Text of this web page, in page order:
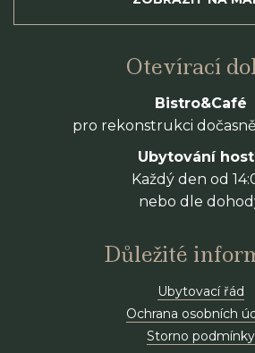
Otevírací
Bistro&Café
pro rekonstrukci
Ubytování
Každý den od
nebo dle
Důležité
Ubytovací řád
Ochrana osobních
Storno podmínky